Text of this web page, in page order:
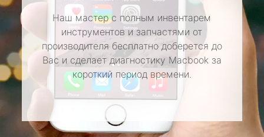
Наш мастер с полным инвентарем
инструментов и запчастями от
производителя бесплатно доберется до
Вас и сделает диагностику Macbook за
короткий период времени.